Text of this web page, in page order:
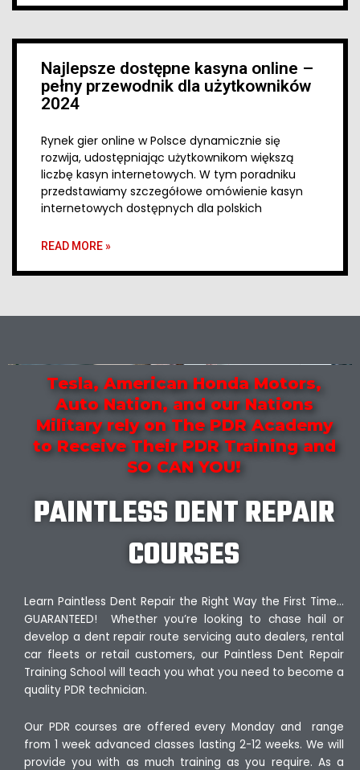
Najlepsze dostępne kasyna online –
pełny przewodnik dla użytkowników
2024
Rynek gier online w Polsce dynamicznie się
rozwija, udostępniając użytkownikom większą
liczbę kasyn internetowych. W tym poradniku
przedstawiamy szczegółowe omówienie kasyn
internetowych dostępnych dla polskich
READ MORE »
Tesla, American Honda Motors,
Auto Nation, and our Nations
Military rely on The PDR Academy
to Receive Their PDR Training and
SO CAN YOU!
PAINTLESS DENT REPAIR
COURSES
Learn Paintless Dent Repair the Right Way the First Time…
GUARANTEED! Whether you’re looking to chase hail or
develop a dent repair route servicing auto dealers, rental
car fleets or retail customers, our Paintless Dent Repair
Training School will teach you what you need to become a
quality PDR technician.
Our PDR courses are offered every Monday and range
from 1 week advanced classes lasting 2-12 weeks. We will
provide you with as much training as you require. As a